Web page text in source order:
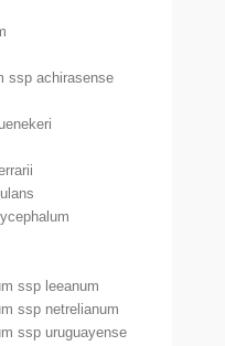
ssp achirasense
ssp leeanum
ssp netrelianum
ssp uruguayense